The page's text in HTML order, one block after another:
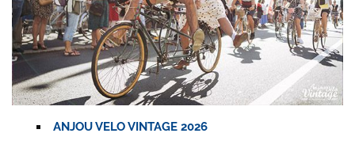
ANJOU VELO VINTAGE 2026